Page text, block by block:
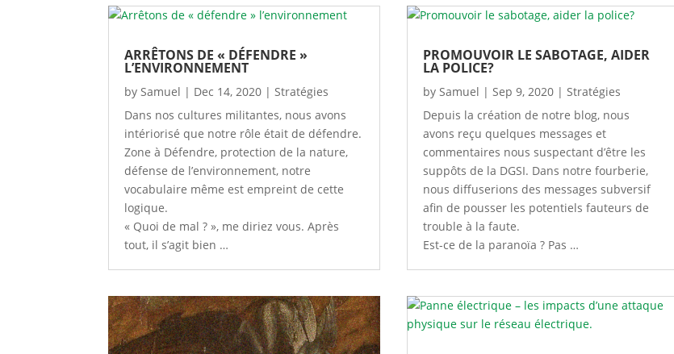
ARRÊTONS DE « DÉFENDRE »
L’ENVIRONNEMENT
by Samuel | Dec 14, 2020 | Stratégies
Dans nos cultures militantes, nous avons
intériorisé que notre rôle était de défendre.
Zone à Défendre, protection de la nature,
défense de l’environnement, notre
vocabulaire même est empreint de cette
logique.
« Quoi de mal ? », me diriez vous. Après
tout, il s’agit bien …
PROMOUVOIR LE SABOTAGE, AIDER
LA POLICE?
by Samuel | Sep 9, 2020| Stratégies
Depuis la création de notre blog, nous
avons reçu quelques messages et
commentaires nous suspectant d’être les
suppôts de la DGSI. Dans notre fourberie,
nous diffuserions des messages subversif
afin de pousser les potentiels fauteurs de
trouble à la faute.
Est-ce de la paranoïa ? Pas …